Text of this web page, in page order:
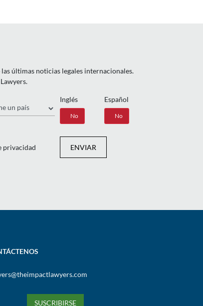
últimas noticias legales internacionales.
Inglés
Sí No
Español
No
privacidad ENVIAR
SUSCRIBIRSE